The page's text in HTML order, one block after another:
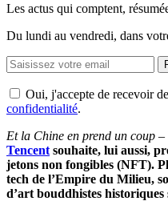
Les actus qui comptent,
Du lundi au vendredi, dans
Oui, j'accepte de recevoir
confidentialité.
Et la Chine en prend un coup –
Tencent souhaite, lui aussi,
jetons non fongibles (NFT).
tech de l’Empire du Milieu,
d’art bouddhistes